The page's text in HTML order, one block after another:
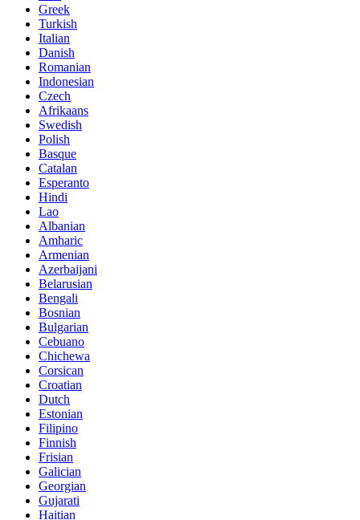
Greek
Turkish
Italian
Danish
Romanian
Indonesian
Czech
Afrikaans
Swedish
Polish
Basque
Catalan
Esperanto
Hindi
Lao
Albanian
Amharic
Armenian
Azerbaijani
Belarusian
Bengali
Bosnian
Bulgarian
Cebuano
Chichewa
Corsican
Croatian
Dutch
Estonian
Filipino
Finnish
Frisian
Galician
Georgian
Gujarati
Haitian